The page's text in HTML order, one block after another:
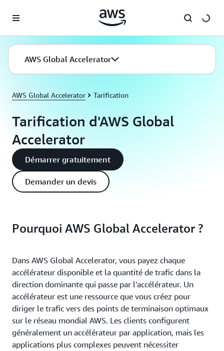
AWS Global Accelerator
AWS Global Accelerator Tarification
Tarification d'AWS Global
Accelerator
Démarrer gratuitement
Demander un devis
Pourquoi AWS Global Accelerator ?
Dans AWS Global Accelerator, vous payez chaque
accélérateur disponible et la quantité de trafic dans la
direction dominante qui passe par l'accélérateur. Un
accélérateur est une ressource que vous créez pour
diriger le trafic vers des points de terminaison optimaux
sur le réseau mondial AWS. Les clients configurent
généralement un accélérateur par application, mais les
applications plus complexes peuvent nécessiter